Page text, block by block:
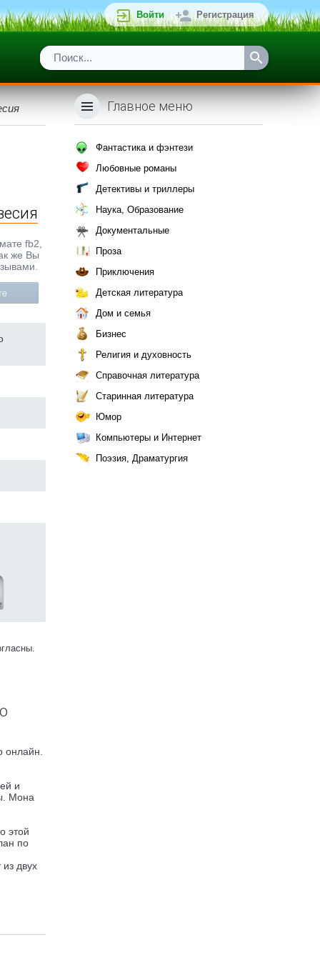
Войти Регистрация
fb2,
же Вы
онлайн.
и
Мона
этой
по
двух
Главное меню
Фантастика и фэнтези
Любовные романы
Детективы и триллеры
Наука, Образование
Документальные
Проза
Приключения
Детская литература
Дом и семья
Бизнес
Религия и духовность
Справочная литература
Старинная литература
Юмор
Компьютеры и Интернет
Поэзия, Драматургия